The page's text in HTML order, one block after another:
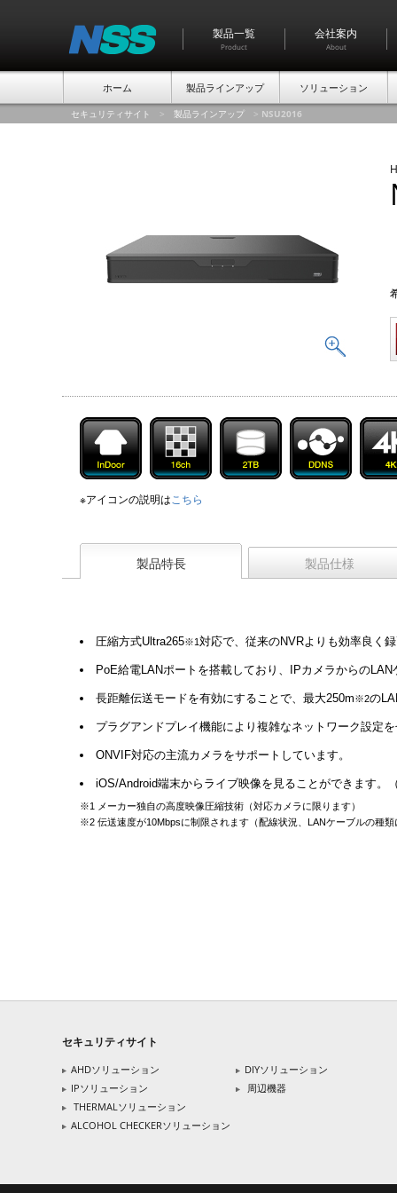
製品一覧
Product
会社案内
About
ホーム 製品ラインアップ ソリューション
セキュリティサイト > 製品ラインアップ > NSU2016
※アイコンの説明はこちら
製品特長 製品仕様
圧縮方式Ultra265※1対応で、従来のNVRよりも効率良く
PoE給電LANポートを搭載しており、IPカメラからの
長距離伝送モードを有効にすることで、最大250m※2の
プラグアンドプレイ機能により複雑なネットワーク設定
ONVIF対応の主流カメラをサポートしています。
iOS/Android端末からライブ映像を見ることができます。
※1 メーカー独自の高度映像圧縮技術（対応カメラに限ります）
※2 伝送速度が10Mbpsに制限されます（配線状況、LANケーブルの種
セキュリティサイト
AHDソリューション
IPソリューション
THERMALソリューション
ALCOHOL CHECKERソリューション
DIYソリューション
周辺機器